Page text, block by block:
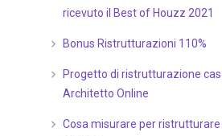
ricevuto il Best of Houzz 2021
Bonus Ristrutturazioni 110%
Progetto di ristrutturazione
Architetto Online
Cosa misurare per ristrutturare